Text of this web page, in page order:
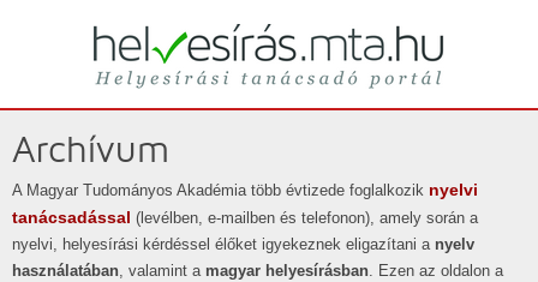
helyesírás
Helyesírási tanácsadó portál
Archívum
A Magyar Tudományos Akadémia több évtizede foglalkozik nyelvi
tanácsadással (levélben, e-mailben és telefonon), amely során a
nyelvi, helyesírási kérdéssel élőket igyekeznek eligazítani a nyelv
használatában , valamint a magyar helyesírásban . Ezen az oldalon a